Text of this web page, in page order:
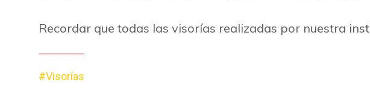
Recordar que todas las visorías realizadas por nuestra
#Visorías